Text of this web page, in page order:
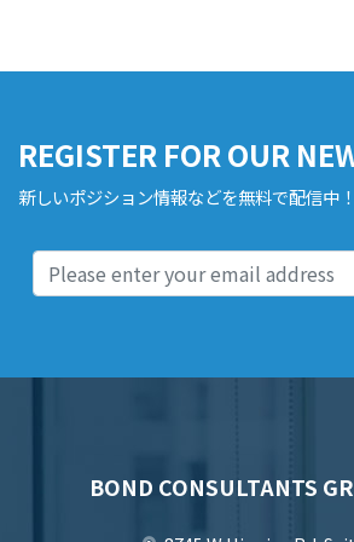
REGISTER FOR OUR
新しいポジション情報などを無料で配信中！
BOND CONSULTANTS